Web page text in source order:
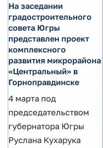
На заседании
градостроительного
совета Югры
представлен проект
комплексного
развития микрорайона
«Центральный» в
Горноправдинске
4 марта под
председательством
губернатора Югры
Руслана Кухарука